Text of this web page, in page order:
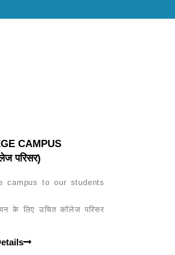
CAMPUS
परिसर)
campus to our students
के लिए उचित कॉलेज परिसर